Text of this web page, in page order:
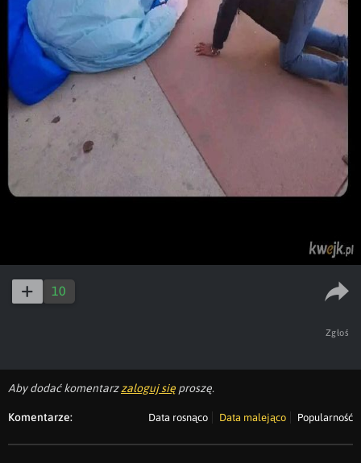
10
Zgłoś
Aby dodać komentarzzaloguj się proszę.
Komentarze: Data rosnąco Data malejąco Popularność